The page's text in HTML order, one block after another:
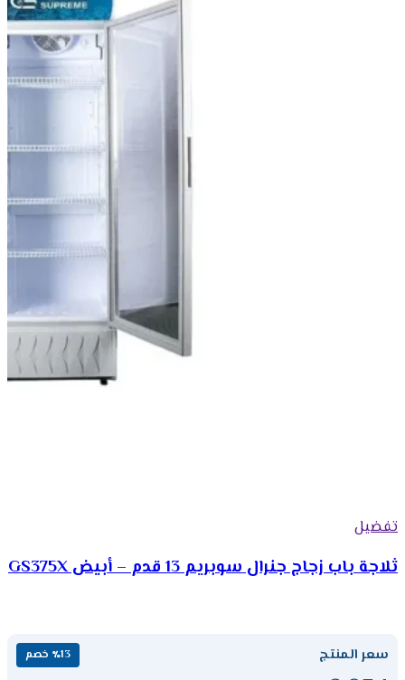
تفضيل
ثلاجة باب زجاج جنرال سوبريم 13 قدم – أبيض GS375X
سعر المنتج ٪13 خصم